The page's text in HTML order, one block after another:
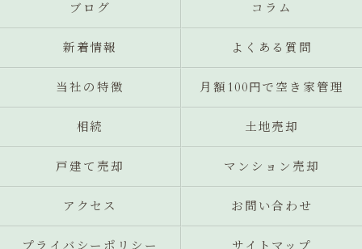
ブログ コラム
新着情報 よくある質問
当社の特徴 月額100円で空き家管理
相続 土地売却
戸建て売却 マンション売却
アクセス お問い合わせ